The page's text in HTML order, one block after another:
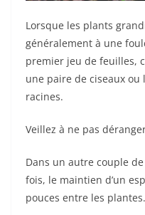
Lorsque les plants
généralement à une
premier jeu de feuilles,
une paire de ciseaux
racines.
Veillez à ne pas
Dans un autre couple
fois, le maintien d’un
pouces entre les plantes.